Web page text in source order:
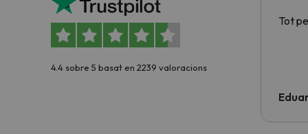
4.4 sobre 5 basat en 2239 valoracions
Tot